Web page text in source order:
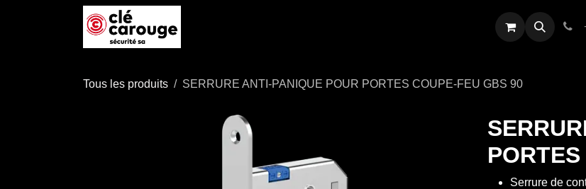
Se rendre au contenu
Tous les produits SERRURE ANTI-PANIQUE POUR PORTES COUPE-FEU GBS 90
Serrure de